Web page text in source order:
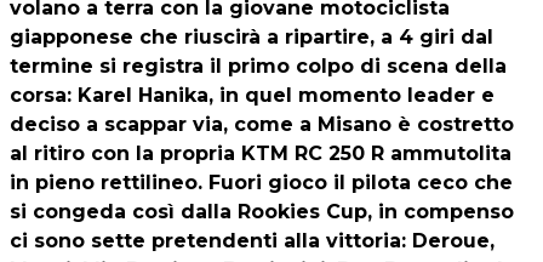
volano a terra con la giovane motociclista
giapponese che riuscirà a ripartire, a 4 giri dal
termine si registra il primo colpo di scena della
corsa: Karel Hanika, in quel momento leader e
deciso a scappar via, come a Misano è costretto
al ritiro con la propria KTM RC 250 R ammutolita
in pieno rettilineo. Fuori gioco il pilota ceco che
si congeda così dalla Rookies Cup, in compenso
ci sono sette pretendenti alla vittoria: Deroue,